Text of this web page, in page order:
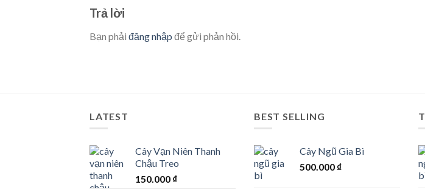
Trả lời
Bạn phải đăng nhập để gửi phản hồi.
LATEST
Cây Vạn Niên Thanh
Chậu Treo
150.000 ₫
BEST SELLING
Cây Ngũ Gia Bì
500.000 ₫